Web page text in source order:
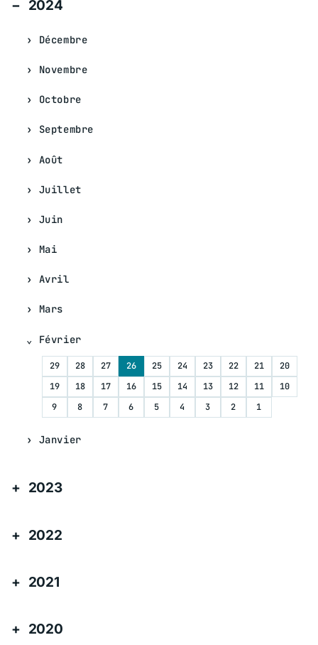
2024
Décembre
Novembre
Octobre
Septembre
Août
Juillet
Juin
Mai
Avril
Mars
Février
29 28 27 26 25 24 23 22 21
20
19
18 17 16 15 14 13 12 11
10
9
8 7 6 5 4 3 2 1
Janvier
2023
2022
2021
2020